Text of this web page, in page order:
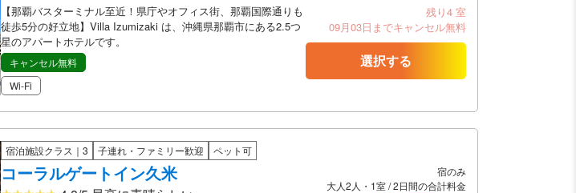
【那覇バスターミナル至近！県庁やオフィス街、那覇国際通りも
徒歩5分の好立地】Villa Izumizaki は、沖縄県那覇市にある2.5つ
星のアパートホテルです。
キャンセル無料
Wi-Fi
残り4 室
09月03日までキャンセル無料
選択する
宿泊施設クラス｜3 子連れ・ファミリー歓迎 ペット可
コーラルゲートイン久米
宿のみ
大人2人・1室 / 2日間の合計料金